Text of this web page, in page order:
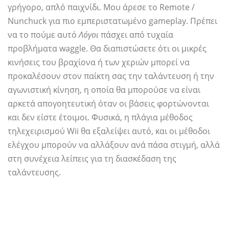
γρήγορο, απλό παιχνίδι. Μου άρεσε το Remote /
Nunchuck για πιο εμπεριστατωμένο gameplay. Πρέπει
να το πούμε αυτόΛόγοι πάσχει από τυχαία
προβλήματα waggle. Θα διαπιστώσετε ότι οι μικρές
κινήσεις του βραχίονα ή των χεριών μπορεί να
προκαλέσουν στον παίκτη σας την ταλάντευση ή την
αγωνιστική κίνηση, η οποία θα μπορούσε να είναι
αρκετά απογοητευτική όταν οι βάσεις φορτώνονται
και δεν είστε έτοιμοι. Φυσικά, η πλάγια μέθοδος
τηλεχειρισμού Wii θα εξαλείψει αυτό, και οι μέθοδοι
ελέγχου μπορούν να αλλάξουν ανά πάσα στιγμή, αλλά
στη συνέχεια λείπεις για τη διασκέδαση της
ταλάντευσης.